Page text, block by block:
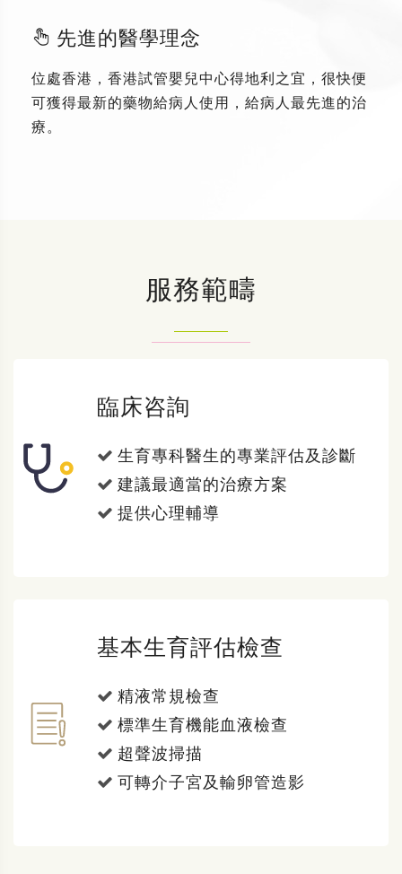
先進的醫學理念
位處香港，香港試管嬰兒中心得地利之宜，很快便
可獲得最新的藥物給病人使用，給病人最先進的治
療。
服務範疇
臨床咨詢
生育專科醫生的專業評估及診斷
建議最適當的治療方案
提供心理輔導
基本生育評估檢查
精液常規檢查
標準生育機能血液檢查
超聲波掃描
可轉介子宮及輸卵管造影